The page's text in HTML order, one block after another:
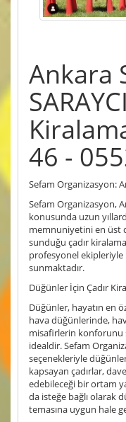
Ankara
46 -
Sefam Organizasyon:
Sefam Organizasyon,
konusunda uzun
memnuniyetini en üst
sunduğu çadır
profesyonel
sunmaktadır.
Düğünler İçin Çadır
Düğünler, hayatın en
hava düğünlerinde,
misafirlerin konforunu
idealdir. Sefam
seçenekleriyle
kapsayan çadırlar,
edebileceği bir ortam
da isteğe bağlı olarak
temasına uygun hale